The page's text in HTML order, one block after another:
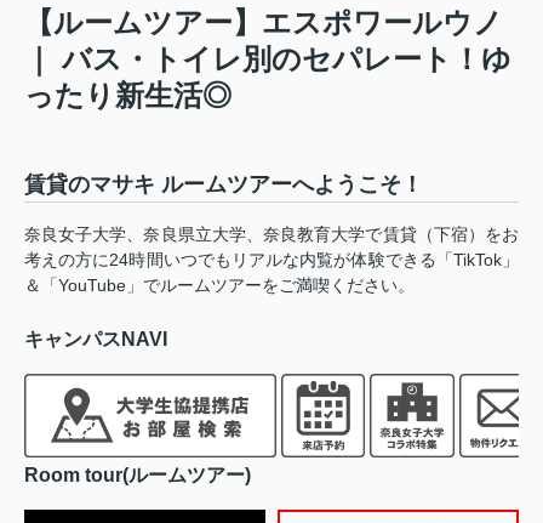
【ルームツアー】エスポワールウノ
｜ バス・トイレ別のセパレート！ゆ
ったり新生活◎
賃貸のマサキ ルームツアーへようこそ！
奈良女子大学、奈良県立大学、奈良教育大学で賃貸（下宿）をお
考えの方に24時間いつでもリアルな内覧が体験できる「TikTok」
＆「YouTube」でルームツアーをご満喫ください。
キャンパスNAVI
Room tour(ルームツアー)